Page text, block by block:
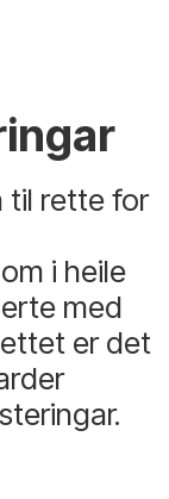
til rette for
i heile
med
er det